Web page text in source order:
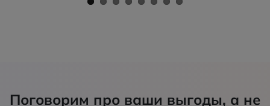
Поговорим про ваши выгоды, а не